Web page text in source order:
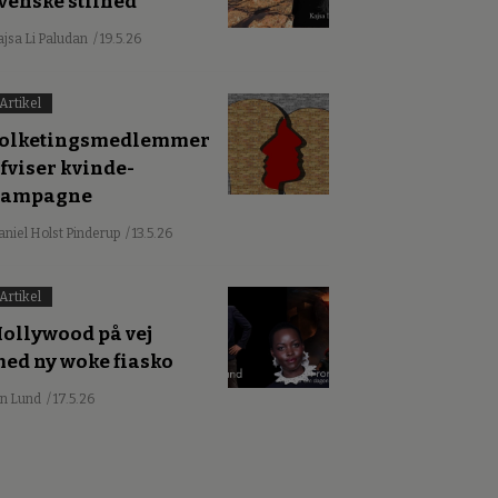
Li Paludan / 19.5.26
Artikel
kvinde-
Holst Pinderup / 13.5.26
Artikel
på vej
ny woke fiasko
Lund / 17.5.26